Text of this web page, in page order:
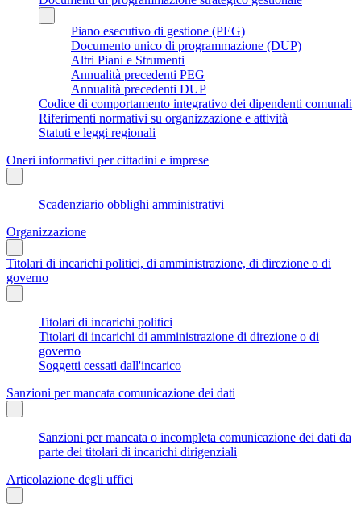
Piano esecutivo di gestione (PEG)
Documento unico di programmazione (DUP)
Altri Piani e Strumenti
Annualità precedenti PEG
Annualità precedenti DUP
Codice di comportamento integrativo dei dipendenti comunali
Riferimenti normativi su organizzazione e attività
Statuti e leggi regionali
Oneri informativi per cittadini e imprese
Scadenziario obblighi amministrativi
Organizzazione
Titolari di incarichi politici, di amministrazione, di direzione o di
governo
Titolari di incarichi politici
Titolari di incarichi di amministrazione di direzione o di
governo
Soggetti cessati dall'incarico
Sanzioni per mancata comunicazione dei dati
Sanzioni per mancata o incompleta comunicazione dei dati da
parte dei titolari di incarichi dirigenziali
Articolazione degli uffici